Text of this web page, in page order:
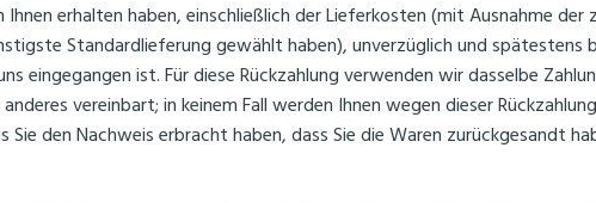
erhalten haben, einschließlich der Lieferkosten (mit Ausnahme
Standardlieferung gewählt haben), unverzüglich und spätestens
eingegangen ist. Für diese Rückzahlung verwenden wir dasselbe
vereinbart; in keinem Fall werden Ihnen wegen dieser
den Nachweis erbracht haben, dass Sie die Waren zurückgesandt